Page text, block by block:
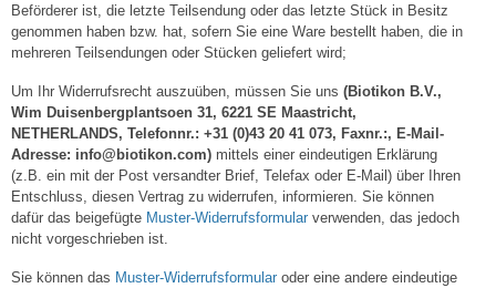
Beförderer ist, die letzte Teilsendung oder das letzte Stück in Besitz
genommen haben bzw. hat, sofern Sie eine Ware bestellt haben, die in
mehreren Teilsendungen oder Stücken geliefert wird;
Um Ihr Widerrufsrecht auszuüben, müssen Sie uns (Biotikon B.V.,
Wim Duisenbergplantsoen 31, 6221 SE Maastricht,
NETHERLANDS, Telefonnr.: +31 (0)43 20 41 073, Faxnr.:, E-Mail-
Adresse: info@biotikon.com)mittels einer eindeutigen Erklärung
(z.B. ein mit der Post versandter Brief, Telefax oder E-Mail) über Ihren
Entschluss, diesen Vertrag zu widerrufen, informieren. Sie können
dafür das beigefügte Muster-Widerrufsformularverwenden, das jedoch
nicht vorgeschrieben ist.
Sie können das Muster-Widerrufsformularoder eine andere eindeutige